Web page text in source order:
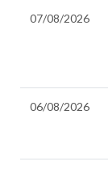
07/08/2026
06/08/2026